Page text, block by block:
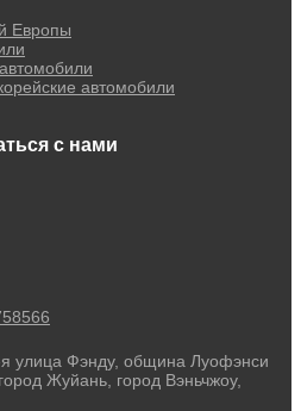
Европы
автомобили
с нами
улица Фэнду, община Луофэнси
Жуйань, город Вэньчжоу,